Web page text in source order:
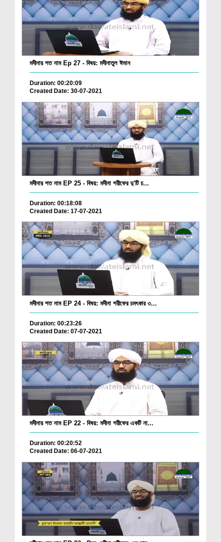
মদীনার শত নাম Ep 27 - বিষয়: মদীনাতুল ঈমান
Duration: 00:20:09
Created Date: 30-07-2021
মদীনার শত নাম EP 25 - বিষয়: মদীনা শরীফের দু'টি চ...
Duration: 00:18:08
Created Date: 17-07-2021
মদীনার শত নাম EP 24 - বিষয়: মদীনা শরীফের চমৎকার ৩...
Duration: 00:23:26
Created Date: 07-07-2021
মদীনার শত নাম EP 22 - বিষয়: মদীনা শরীফের একটি না...
Duration: 00:20:52
Created Date: 06-07-2021